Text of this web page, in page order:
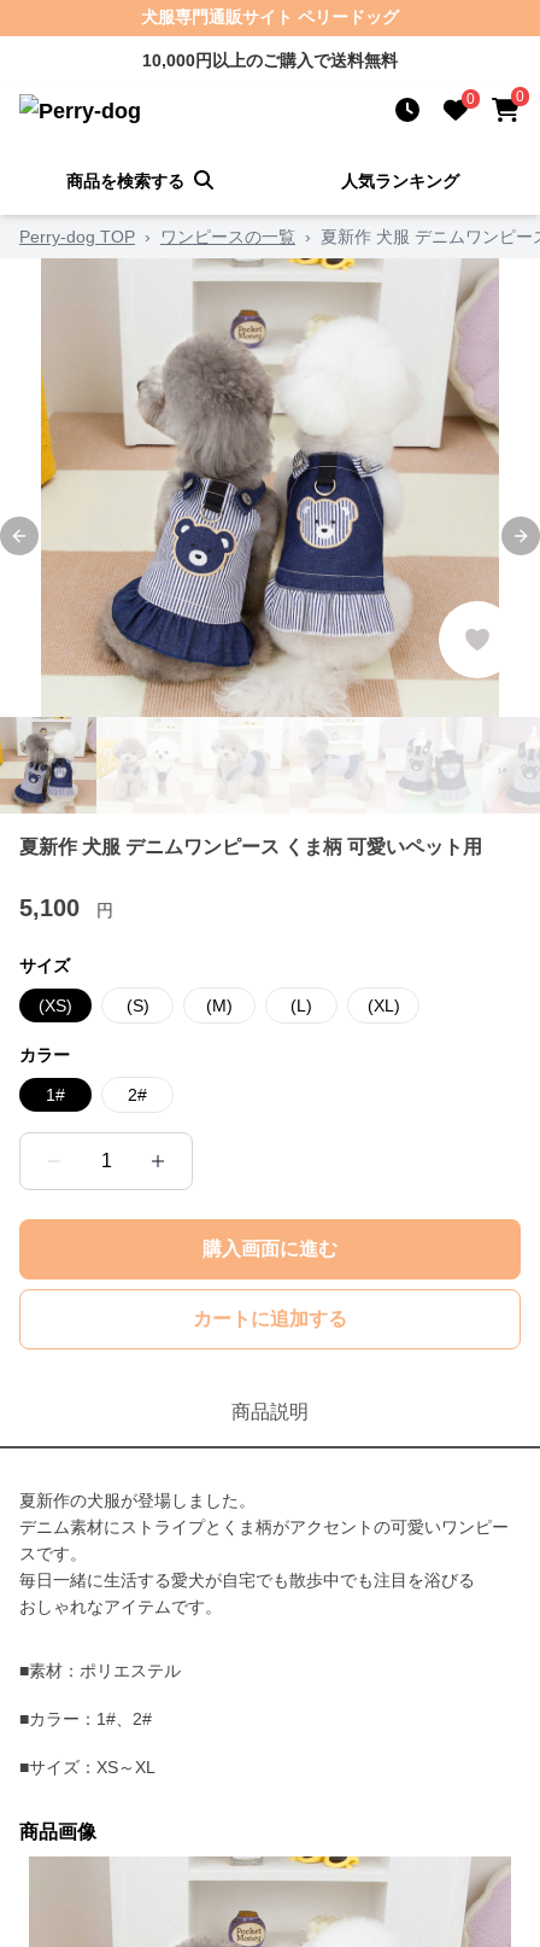
犬服専門通販サイト ペリードッグ
10,000円以上のご購入で送料無料
0 0
商品を検索する 人気ランキング
Perry-dog TOP › ワンピースの一覧 › 夏新作 犬服 デニムワンピ
Previous slide
夏新作 犬服 デニムワンピース くま柄 可愛いペット用
5,100 円
サイズ
(XS) (S) (M) (L) (XL)
カラー
1# 2#
1
購入画面に進む
カートに追加する
商品説明
夏新作の犬服が登場しました。
デニム素材にストライプとくま柄がアクセントの可愛いワンピー
スです。
毎日一緒に生活する愛犬が自宅でも散歩中でも注目を浴びる
おしゃれなアイテムです。
■素材：ポリエステル
■カラー：1#、2#
■サイズ：XS～XL
商品画像